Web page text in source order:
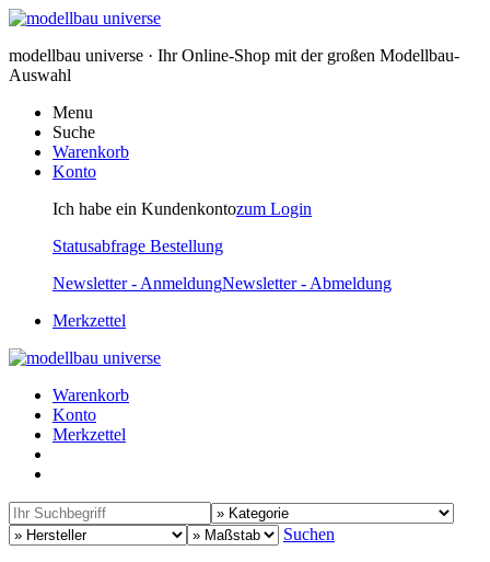
modellbau universe · Ihr Online-Shop mit der großen Modellbau-
Auswahl
Menu
Suche
Warenkorb
Konto
Ich habe ein Kundenkontozum Login
Statusabfrage Bestellung
Newsletter - AnmeldungNewsletter - Abmeldung
Merkzettel
Warenkorb
Konto
Merkzettel
Suchen